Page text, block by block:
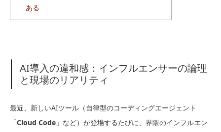
ある
AI導入の違和感：インフルエンサーの論理
と現場のリアリティ
最近、新しいAIツール（自律型のコーディングエージェント
「Cloud Code 」など）が登場するたびに、界隈のインフルエン